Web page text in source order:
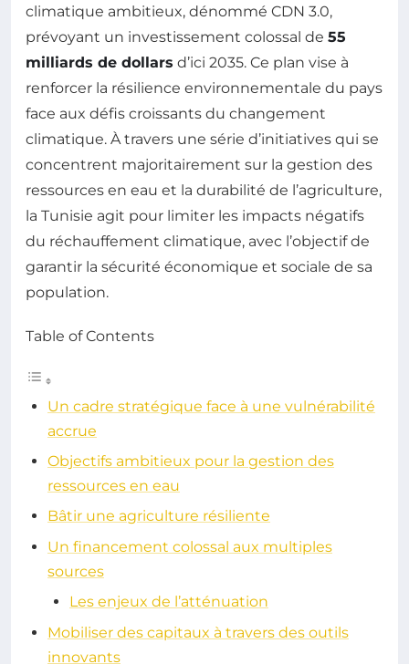
climatique ambitieux, dénommé CDN 3.0,
prévoyant un investissement colossal de 55
milliards de dollars d’ici 2035. Ce plan vise à
renforcer la résilience environnementale du pays
face aux défis croissants du changement
climatique. À travers une série d’initiatives qui se
concentrent majoritairement sur la gestion des
ressources en eau et la durabilité de l’agriculture,
la Tunisie agit pour limiter les impacts négatifs
du réchauffement climatique, avec l’objectif de
garantir la sécurité économique et sociale de sa
population.
Table of Contents
Un cadre stratégique face à une vulnérabilité
accrue
Objectifs ambitieux pour la gestion des
ressources en eau
Bâtir une agriculture résiliente
Un financement colossal aux multiples
sources
Les enjeux de l’atténuation
Mobiliser des capitaux à travers des outils
innovants